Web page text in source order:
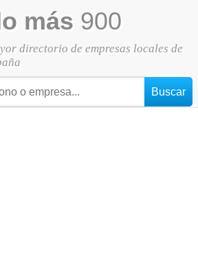
más 900
directorio de empresas locales de